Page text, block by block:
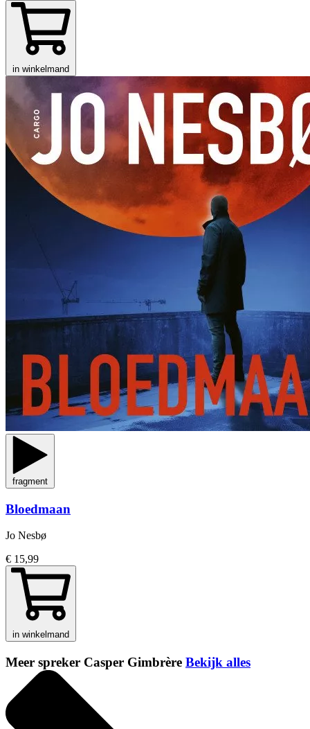
in winkelmand
fragment
Bloedmaan
Jo Nesbø
€ 15,99
in winkelmand
Meer spreker Casper Gimbrère Bekijk alles